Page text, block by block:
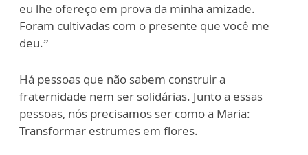
eu lhe ofereço em prova da minha amizade.
Foram cultivadas com o presente que você me
deu.”
Há pessoas que não sabem construir a
fraternidade nem ser solidárias. Junto a essas
pessoas, nós precisamos ser como a Maria:
Transformar estrumes em flores.